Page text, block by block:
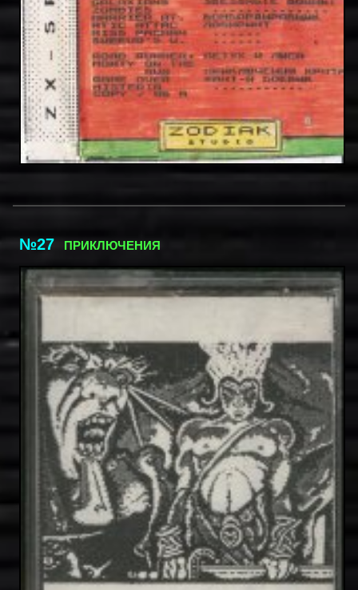
№27 ПРИКЛЮЧЕНИЯ